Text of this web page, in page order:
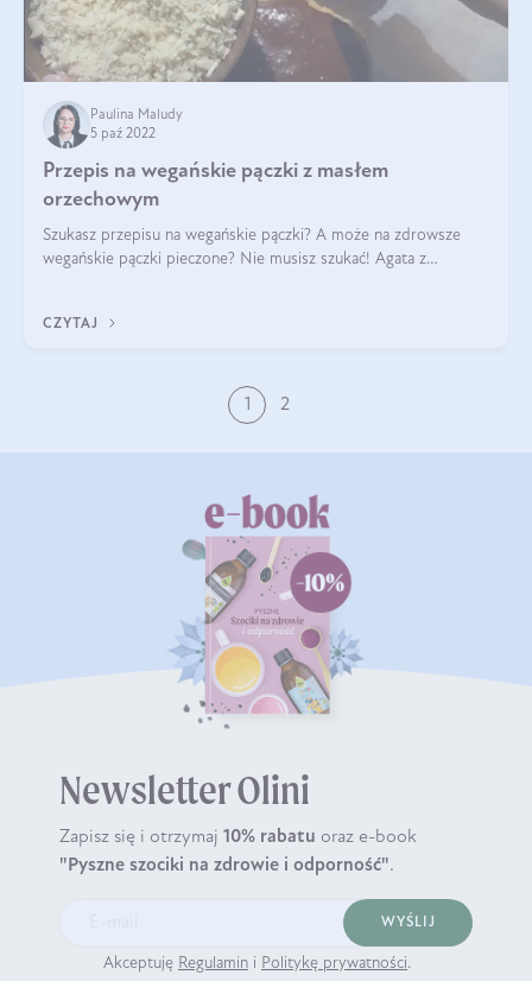
Paulina Maludy
5 paź 2022
Przepis na wegańskie pączki z masłem
orzechowym
Szukasz przepisu na wegańskie pączki? A może na zdrowsze
wegańskie pączki pieczone? Nie musisz szukać! Agata z
CZYTAJ
1 2
Newsletter Olini
Zapisz się i otrzymaj 10% rabatu oraz e-book
"Pyszne szociki na zdrowie i odporność".
WYŚLIJ
Akceptuję Regulamin i Politykę prywatności.